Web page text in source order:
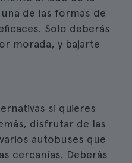
de las formas de
Solo deberás
morada, y bajarte
si quieres
disfrutar de las
autobuses que
cercanías. Deberás